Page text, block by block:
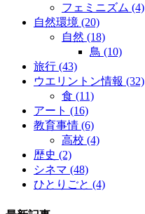
フェミニズム (4)
自然環境 (20)
自然 (18)
鳥 (10)
旅行 (43)
ウエリントン情報 (32)
食 (11)
アート (16)
教育事情 (6)
高校 (4)
歴史 (2)
シネマ (48)
ひとりごと (4)